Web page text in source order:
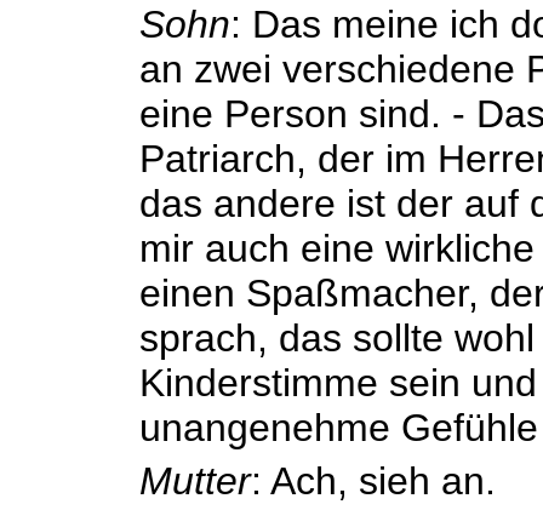
Sohn: Das meine ich
an zwei verschiedene
eine Person sind. -
Patriarch, der im
das andere ist der auf
mir auch eine
einen Spaßmacher,
sprach, das sollte
Kinderstimme sein
unangenehme
Mutter: Ach, sieh an.